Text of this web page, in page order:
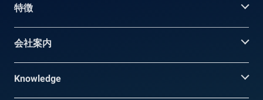
特徴
会社案内
Knowledge